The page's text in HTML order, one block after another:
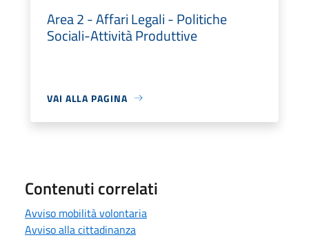
Area 2 - Affari Legali - Politiche
Sociali-Attività Produttive
VAI ALLA PAGINA
Contenuti correlati
Avviso mobilità volontaria
Avviso alla cittadinanza